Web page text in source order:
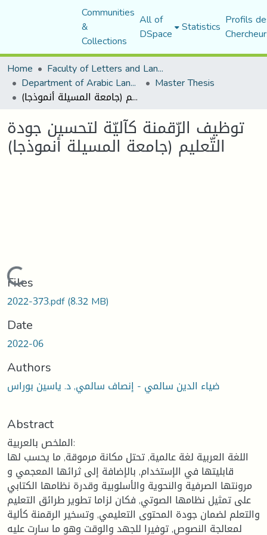
Communities
&
Collections
All of
DSpace Statistics Profils
Home
Faculty of Letters and Languages
Department of Arabic Language and Literature Master Thesis
توظيف الرّقمنة كآليّة لتحسين جودة التّعليم (جامعة المسيلة أنموذجا)
توظيف الرّقمنة كآليّة لتحسين جودة
التّعليم (جامعة المسيلة أنموذجا)
Loading...
Files
2022-373.pdf(8.32 MB)
Date
2022-06
Authors
ضياء الدين سالمي - إنصاف سالمي, د. ياسين بوراس
Abstract
الملخص بالعربية:
اللغة العربية لغة عالمية, تحتل مكانة مرموقة, ما يحسب لها
قابليتها في الإستخدام, بالإضافة إلى ثرائها المعجمي و
مرونتها الصرفية والنحوية والأسلوبية وقدرة نظامها الكتابي
على تمثيل نظامها الصوتي, فكان لزاما تطوير طرائق التعليم
والتعلم لضمان جودة المحتوى التعليمي, وتسخير الرقمنة كألية
لمعالجة النصوص, توفيرا للجهد والوقت وهو ما سارت عليه